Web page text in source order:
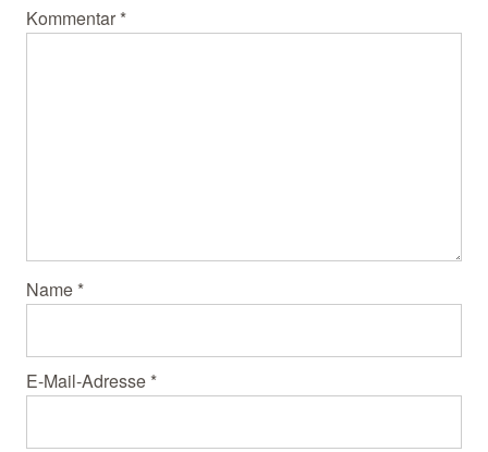
Kommentar *
Name *
E-Mail-Adresse *